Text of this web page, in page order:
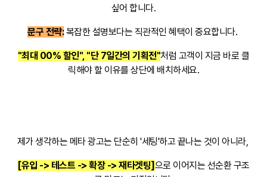
싶어 합니다.
문구 전략:복잡한 설명보다는 직관적인 혜택이 중요합니다.
"최대 00% 할인", "단 7일간의 기획전"처럼 고객이 지금 바로 클
릭해야 할 이유를 상단에 배치하세요.
제가 생각하는 메타 광고는 단순히 '세팅'하고 끝나는 것이 아니라,
[유입 -> 테스트 -> 확장 -> 재타겟팅]으로 이어지는 선순환 구조